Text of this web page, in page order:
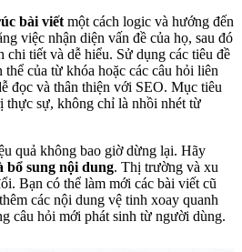
bài viết một cách logic và hướng đến
việc nhận diện vấn đề của họ, sau đó
chi tiết và dễ hiểu. Sử dụng các tiêu đề
của từ khóa hoặc các câu hỏi liên
đọc và thân thiện với SEO. Mục tiêu
thực sự, không chỉ là nhồi nhét từ
quả không bao giờ dừng lại. Hãy
bổ sung nội dung. Thị trường và xu
Bạn có thể làm mới các bài viết cũ
các nội dung vệ tinh xoay quanh
câu hỏi mới phát sinh từ người dùng.